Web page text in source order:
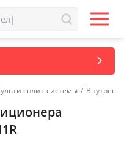
сплит-системы /